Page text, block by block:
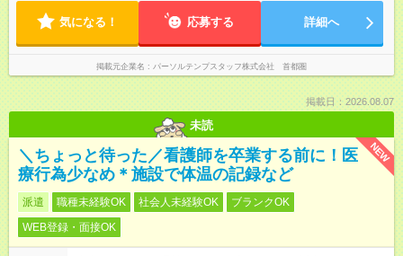
気になる！ 応募する 詳細へ
掲載元企業名 パーソルテンプスタッフ株式会社 首都圏
掲載日：2026.08.07
未読
NEW
＼ちょっと待った／看護師を卒業する前に！医
療行為少なめ＊施設で体温の記録など
派遣 職種未経験OK 社会人未経験OK
ブランクOK
WEB登録・面接OK